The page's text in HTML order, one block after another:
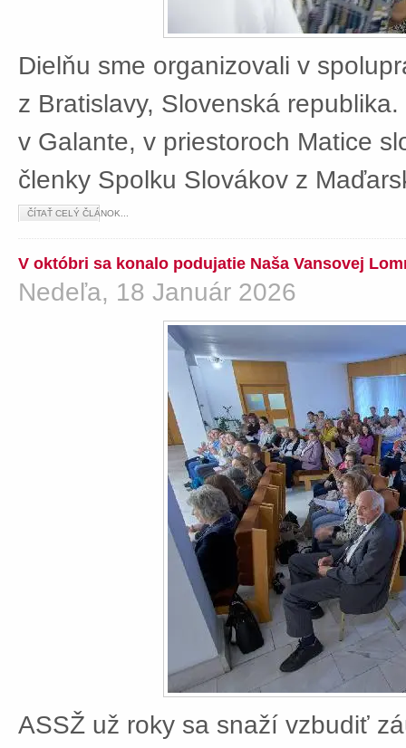
Dielňu sme organizovali v
z Bratislavy, Slovenská
v Galante, v priestoroch Matice
členky Spolku Slovákov z
ČÍTAŤ CELÝ ČLÁNOK...
V októbri sa konalo podujatie Naša Vansovej
Nedeľa, 18 Január 2026
ASSŽ už roky sa snaží vzbudiť